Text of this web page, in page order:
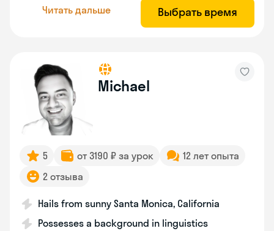
Читать дальше Выбрать время
Michael
5 от 3190 ₽ за урок
12 лет опыта
2 отзыва
Hails from sunny Santa Monica, California
Possesses a background in linguistics